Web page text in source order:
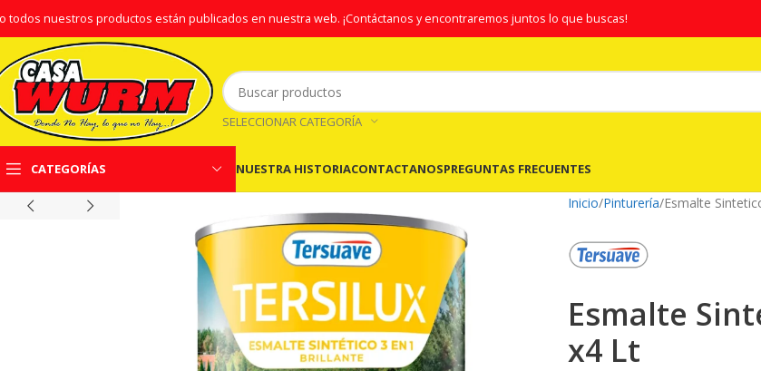
todos nuestros productos están publicados en nuestra web. ¡Contáctanos y encontraremos juntos lo que buscas!
SELECCIONAR CATEGORÍA
CATEGORÍAS NUESTRA HISTORIACONTACTANOSPREGUNTAS FRECUENTES
Inicio Pinturería Esmalte
Esmalte
x4 Lt